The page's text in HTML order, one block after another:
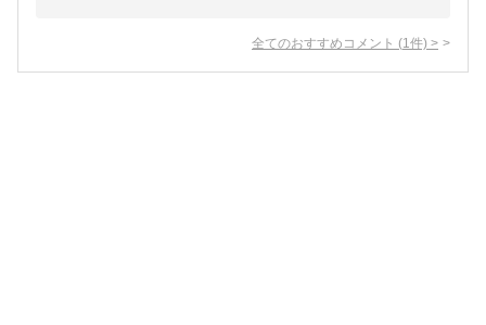
全てのおすすめコメント (1 件) >